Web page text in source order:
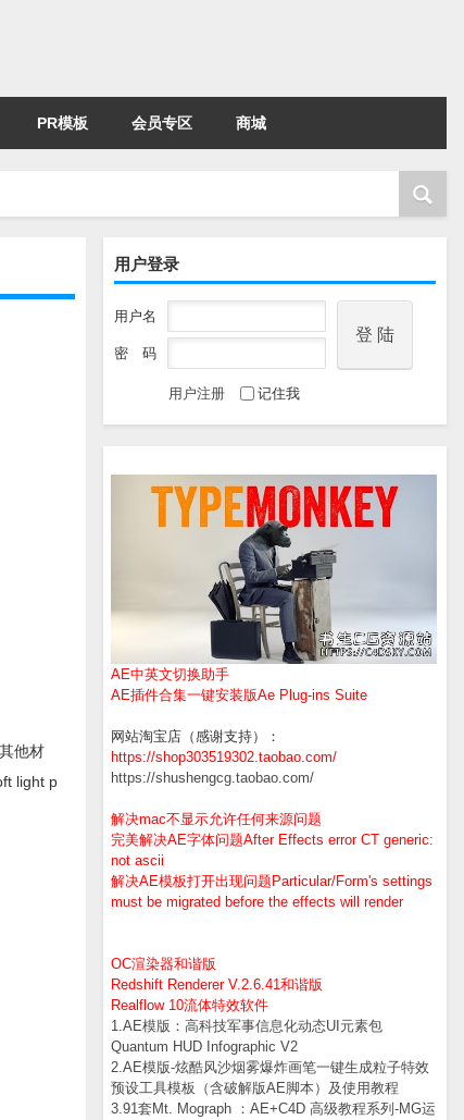
PR模板 会员专区 商城
用户登录
用户名
密 码
用户注册 记住我
AE中英文切换助手
AE插件合集一键安装版Ae Plug-ins Suite
网站淘宝店（感谢支持）：
https://shop303519302.taobao.com/
https://shushengcg.taobao.com/
解决mac不显示允许任何来源问题
完美解决AE字体问题After Effects error CT generic:
not ascii
解决AE模板打开出现问题Particular/Form's settings
must be migrated before the effects will render
OC渲染器和谐版
Redshift Renderer V.2.6.41和谐版
Realflow 10流体特效软件
1.AE模版：高科技军事信息化动态UI元素包
Quantum HUD Infographic V2
2.AE模版-炫酷风沙烟雾爆炸画笔一键生成粒子特效
预设工具模板（含破解版AE脚本）及使用教程
3.91套Mt. Mograph ：AE+C4D 高级教程系列-MG运
他材
light p